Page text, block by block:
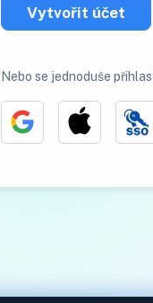
Vytvořit účet
Nebo se jednoduše